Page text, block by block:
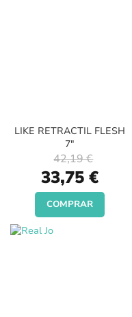
LIKE RETRACTIL FLESH
7"
Special
Price
33,75 €
42,19 €
COMPRAR